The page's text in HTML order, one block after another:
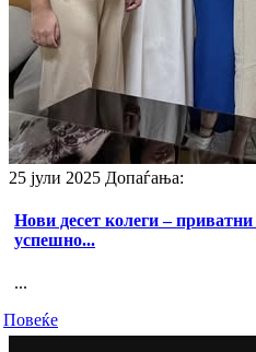
25 јули 2025 Допаѓања:
Нови десет колеги –
успешно...
...
Повеќе